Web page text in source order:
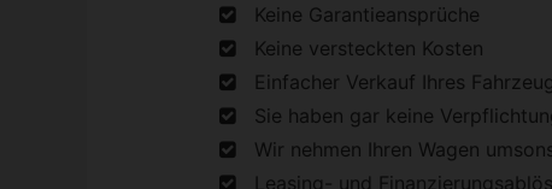
Keine Garantieansprüche
Keine versteckten Kosten
Einfacher Verkauf Ihres
Sie haben gar keine
Wir nehmen Ihren Wagen
Leasing- und